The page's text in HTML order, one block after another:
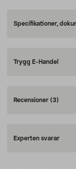
Specifikationer,
Trygg E-Handel
Recensioner (3)
Experten svarar